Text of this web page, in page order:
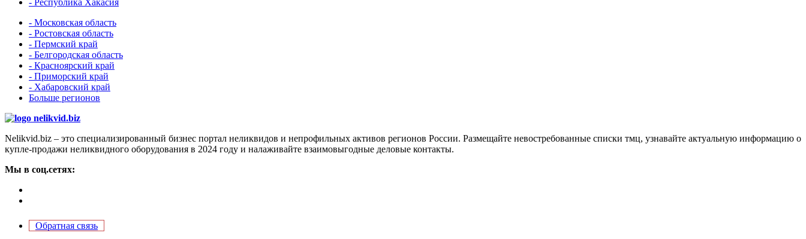
- Московская область
- Ростовская область
- Пермский край
- Белгородская область
- Красноярский край
- Приморский край
- Хабаровский край
Больше регионов
Nelikvid.biz – это специализированный бизнес портал неликвидов и непрофильных активов регионов России. Размещайте невостребованные списки тмц, узнавайте актуальную информацию о
купле-продажи неликвидного оборудования в 2024 году и налаживайте взаимовыгодные деловые контакты.
Мы в соц.сетях:
Обратная связь